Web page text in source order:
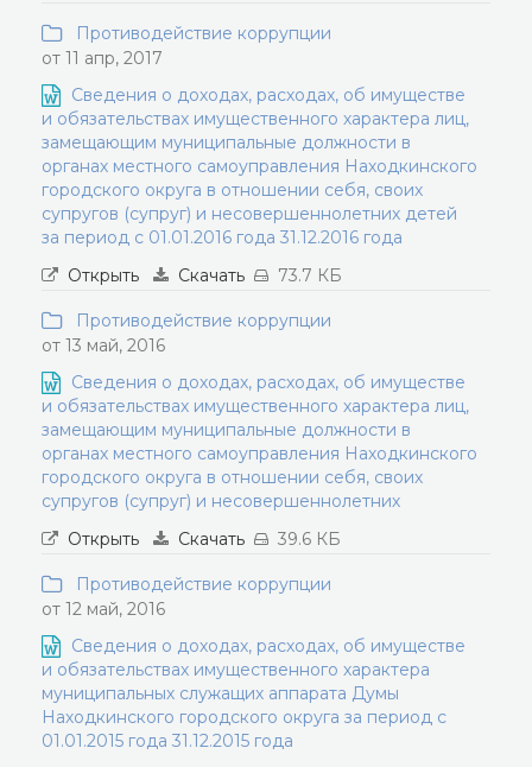
Противодействие коррупции
от 11 апр, 2017
Сведения о доходах, расходах, об имуществе
и обязательствах имущественного характера лиц,
замещающим муниципальные должности в
органах местного самоуправления Находкинского
городского округа в отношении себя, своих
супругов (супруг) и несовершеннолетних детей
за период с 01.01.2016 года 31.12.2016 года
Открыть
Скачать 73.7 КБ
Противодействие коррупции
от 13 май, 2016
Сведения о доходах, расходах, об имуществе
и обязательствах имущественного характера лиц,
замещающим муниципальные должности в
органах местного самоуправления Находкинского
городского округа в отношении себя, своих
супругов (супруг) и несовершеннолетних
Открыть
Скачать 39.6 КБ
Противодействие коррупции
от 12 май, 2016
Сведения о доходах, расходах, об имуществе
и обязательствах имущественного характера
муниципальных служащих аппарата Думы
Находкинского городского округа за период с
01.01.2015 года 31.12.2015 года